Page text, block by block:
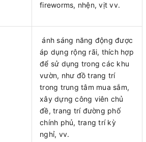
fireworms, nhện, vịt vv.
ánh sáng năng động được
áp dụng rộng rãi, thích hợp
để sử dụng trong các khu
vườn, như đồ trang trí
trong trung tâm mua sắm,
xây dựng công viên chủ
đề, trang trí đường phố
chính phủ, trang trí kỳ
nghỉ, vv.